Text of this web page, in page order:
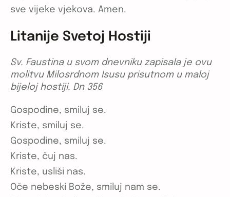
sve vijeke vjekova. Amen.
Litanije Svetoj Hostiji
Sv. Faustina u svom dnevniku zapisala je ovu
molitvu Milosrdnom Isusu prisutnom u maloj
bijeloj hostiji. Dn 356
Gospodine, smiluj se.
Kriste, smiluj se.
Gospodine, smiluj se.
Kriste, čuj nas.
Kriste, usliši nas.
Oče nebeski Bože, smiluj nam se.